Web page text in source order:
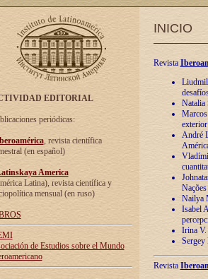
EDITORIAL
periódicas:
, revista científica
(en español)
America
Latina), revista científica y
mensual (en ruso)
de Estudios sobre el Mundo
INICIO
Revista
Natalia
André
Nailya
Isabel
Irina V.
Sergey
Revista